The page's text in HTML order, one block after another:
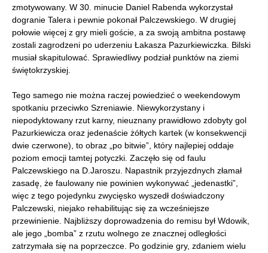
zmotywowany. W 30. minucie Daniel Rabenda wykorzystał
dogranie Talera i pewnie pokonał Palczewskiego. W drugiej
połowie więcej z gry mieli goście, a za swoją ambitna postawę
zostali zagrodzeni po uderzeniu Łakasza Pazurkiewiczka. Bilski
musiał skapitulować. Sprawiedliwy podział punktów na ziemi
świętokrzyskiej.
Tego samego nie można raczej powiedzieć o weekendowym
spotkaniu przeciwko Szreniawie. Niewykorzystany i
niepodyktowany rzut karny, nieuznany prawidłowo zdobyty gol
Pazurkiewicza oraz jedenaście żółtych kartek (w konsekwencji
dwie czerwone), to obraz „po bitwie”, który najlepiej oddaje
poziom emocji tamtej potyczki. Zaczęło się od faulu
Palczewskiego na D.Jaroszu. Napastnik przyjezdnych złamał
zasadę, że faulowany nie powinien wykonywać „jedenastki”,
więc z tego pojedynku zwycięsko wyszedł doświadczony
Palczewski, niejako rehabilitując się za wcześniejsze
przewinienie. Najbliższy doprowadzenia do remisu był Wdowik,
ale jego „bomba” z rzutu wolnego ze znacznej odległości
zatrzymała się na poprzeczce. Po godzinie gry, zdaniem wielu